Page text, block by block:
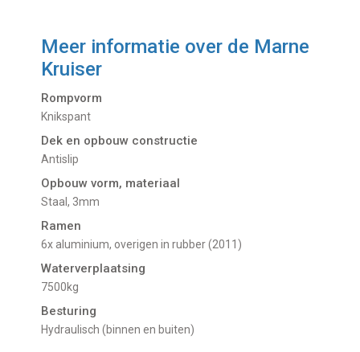
Meer informatie over de Marne
Kruiser
Rompvorm
Knikspant
Dek en opbouw constructie
Antislip
Opbouw vorm, materiaal
Staal, 3mm
Ramen
6x aluminium, overigen in rubber (2011)
Waterverplaatsing
7500kg
Besturing
Hydraulisch (binnen en buiten)